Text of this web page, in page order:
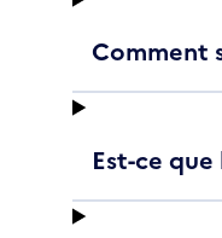
Comment
Est-ce